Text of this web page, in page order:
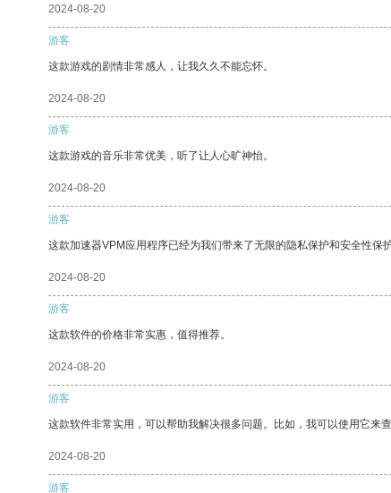
2024-08-20
游客
这款游戏的剧情非常感人，让我久久不能忘怀。
2024-08-20
游客
这款游戏的音乐非常优美，听了让人心旷神怡。
2024-08-20
游客
这款加速器VPM应用程序已经为我们带来了无限的隐私保护和安全性保护
2024-08-20
游客
这款软件的价格非常实惠，值得推荐。
2024-08-20
游客
这款软件非常实用，可以帮助我解决很多问题。比如，我可以使用它来
2024-08-20
游客